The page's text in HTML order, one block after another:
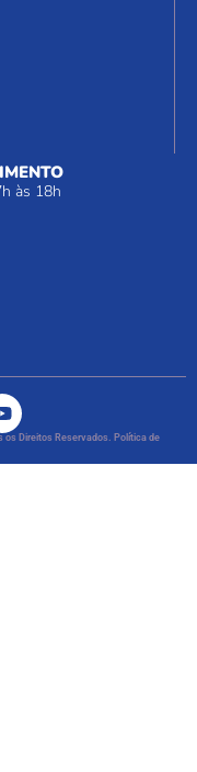
às 18h
os Direitos Reservados. Política de